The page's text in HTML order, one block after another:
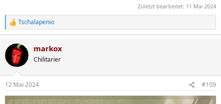
Zuletzt bearbeitet: 11 Mai 2024
R
e
k
i
e
n
Tschalapenio
markox
Chilitarier
12 Mai 2024 #109